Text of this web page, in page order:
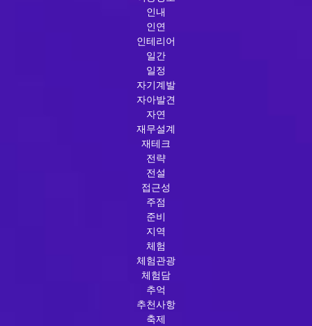
인내
인연
인테리어
일간
일정
자기계발
자아발견
자연
재무설계
재테크
전략
전설
접근성
주점
준비
지역
체험
체험관광
체험담
추억
추천사항
축제